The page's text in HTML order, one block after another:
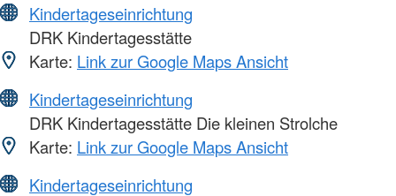
Kindertageseinrichtung
DRK Kindertagesstätte
Karte: Link zur Google Maps Ansicht
Kindertageseinrichtung
DRK Kindertagesstätte Die kleinen Strolche
Karte: Link zur Google Maps Ansicht
Kindertageseinrichtung